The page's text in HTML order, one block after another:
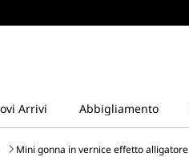
Mini gonna in vernice effetto alligatore